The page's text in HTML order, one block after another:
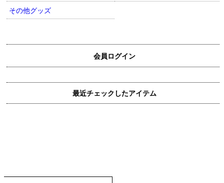
その他グッズ
会員ログイン
最近チェックしたアイテム